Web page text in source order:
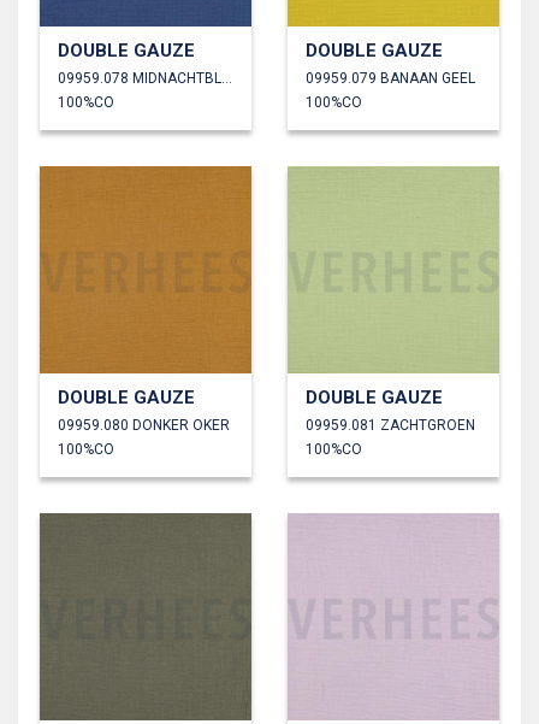
DOUBLE GAUZE
09959.078 MIDNACHTBLAUW
100%CO
DOUBLE GAUZE
09959.079 BANAAN GEEL
100%CO
DOUBLE GAUZE
09959.080 DONKER OKER
100%CO
DOUBLE GAUZE
09959.081 ZACHTGROEN
100%CO